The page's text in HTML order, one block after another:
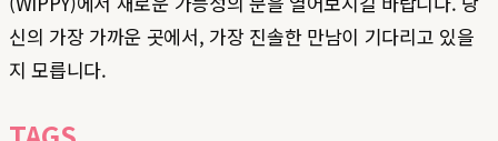
신의 가장 가까운 곳에서, 가장 진솔한 만남이 기다리고 있을
지 모릅니다.